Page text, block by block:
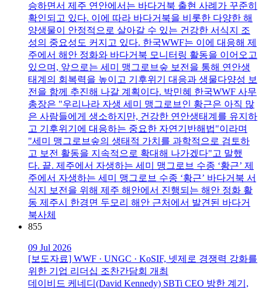
승하면서 제주 연안에서는 바다거북 출현 사례가 꾸준히
확인되고 있다. 이에 따라 바다거북을 비롯한 다양한 해
양생물이 안정적으로 살아갈 수 있는 건강한 서식지 조
성의 중요성도 커지고 있다. 한국WWF는 이에 대응해 제
주에서 해안 정화와 바다거북 모니터링 활동을 이어오고
있으며, 앞으로는 세미 맹그로브숲 보전을 통해 연안생
태계의 회복력을 높이고 기후위기 대응과 생물다양성 보
전을 함께 추진해 나갈 계획이다. 박민혜 한국WWF 사무
총장은 "우리나라 자생 세미 맹그로브인 황근은 아직 많
은 사람들에게 생소하지만, 건강한 연안생태계를 유지하
고 기후위기에 대응하는 중요한 자연기반해법"이라며
"세미 맹그로브숲의 생태적 가치를 과학적으로 검토하
고 보전 활동을 지속적으로 확대해 나가겠다"고 말했
다. 끝. 제주에서 자생하는 세미 맹그로브 수종 ‘황근’ 제
주에서 자생하는 세미 맹그로브 수종 ‘황근’ 바다거북 서
식지 보전을 위해 제주 해안에서 진행되는 해안 정화 활
동 제주시 한경면 두모리 해안 근처에서 발견된 바다거
북사체
855
09 Jul 2026
[보도자료] WWF · UNGC · KoSIF, 넷제로 경쟁력 강화를
위한 기업 리더십 조찬간담회 개최
데이비드 케네디(David Kennedy) SBTi CEO 방한 계기,